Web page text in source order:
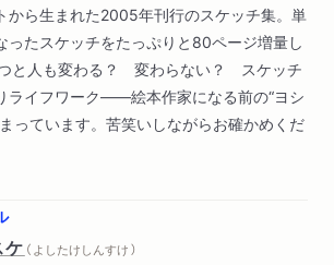
から生まれた2005年刊行のスケッチ集。単
ったスケッチをたっぷりと80ページ増量し
と人も変わる？ 変わらない？ スケッチ
ライフワーク――絵本作家になる前の“ヨシ
っています。苦笑いしながらお確かめくだ
（ よしたけしんすけ ）